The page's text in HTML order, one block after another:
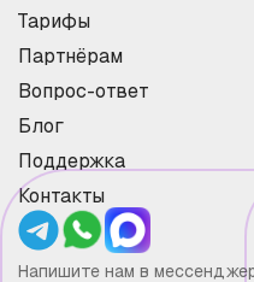
Тарифы
Партнёрам
Вопрос-ответ
Блог
Поддержка
Контакты
Напишите нам в